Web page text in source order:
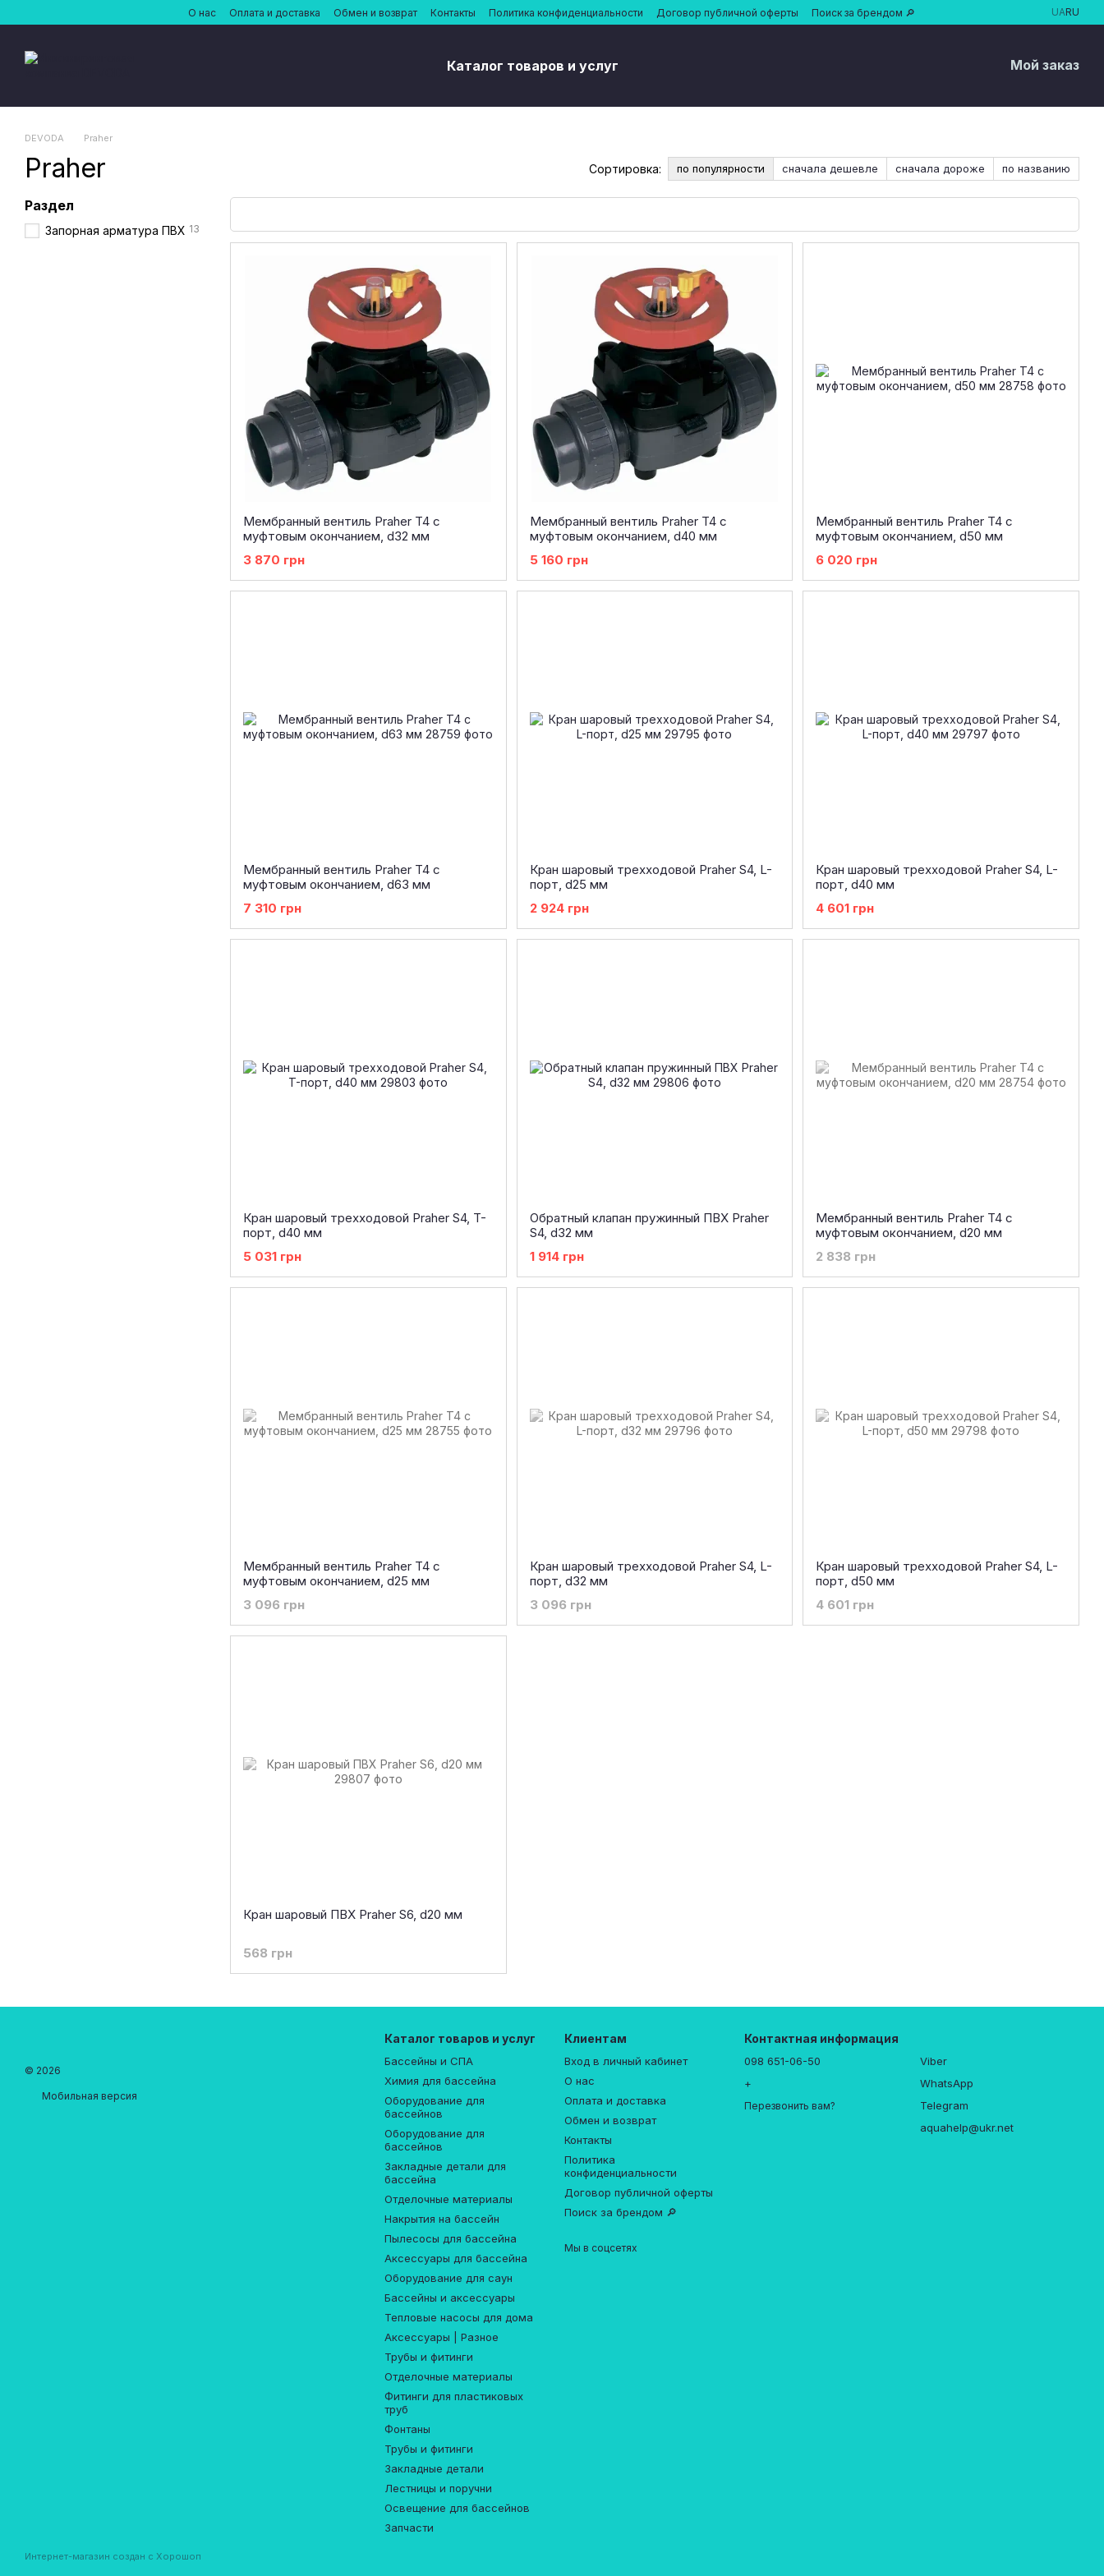
Перейти к основному контентуО нас Оплата и доставка Обмен и возврат Контакты Политика конфиденциальности Договор публичной оферты Поиск за брендом 🔎 UARU
Каталог товаров и услуг Мой заказ
DEVODA Praher
Praher Сортировка: по популярности сначала дешевле сначала дороже по названию
Мембранный вентиль Praher T4 с
муфтовым окончанием, d32 мм
3 870 грн
Мембранный вентиль Praher T4 с
муфтовым окончанием, d40 мм
5 160 грн
Мембранный вентиль Praher T4 с
муфтовым окончанием, d50 мм
6 020 грн
Мембранный вентиль Praher T4 с
муфтовым окончанием, d63 мм
7 310 грн
Кран шаровый трехходовой Praher S4, L-
порт, d25 мм
2 924 грн
Кран шаровый трехходовой Praher S4, L-
порт, d40 мм
4 601 грн
Кран шаровый трехходовой Praher S4, T-
порт, d40 мм
5 031 грн
Обратный клапан пружинный ПВХ Praher
S4, d32 мм
1 914 грн
Мембранный вентиль Praher T4 с
муфтовым окончанием, d20 мм
2 838 грн
Мембранный вентиль Praher T4 с
муфтовым окончанием, d25 мм
3 096 грн
Кран шаровый трехходовой Praher S4, L-
порт, d32 мм
3 096 грн
Кран шаровый трехходовой Praher S4, L-
порт, d50 мм
4 601 грн
Кран шаровый ПВХ Praher S6, d20 мм
568 грн
Раздел
Запорная арматура ПВХ 13
© 2026
Мобильная версия
Интернет-магазин создан с Хорошоп
Каталог товаров и услуг
Бассейны и СПА
Химия для бассейна
Оборудование для
бассейнов
Оборудование для
бассейнов
Закладные детали для
бассейна
Отделочные материалы
Накрытия на бассейн
Пылесосы для бассейна
Аксессуары для бассейна
Оборудование для саун
Бассейны и аксессуары
Тепловые насосы для дома
Аксессуары | Разное
Трубы и фитинги
Отделочные материалы
Фитинги для пластиковых
труб
Фонтаны
Трубы и фитинги
Закладные детали
Лестницы и поручни
Освещение для бассейнов
Запчасти
Клиентам
Вход в личный кабинет
О нас
Оплата и доставка
Обмен и возврат
Контакты
Политика
конфиденциальности
Договор публичной оферты
Поиск за брендом 🔎
Мы в соцсетях
Контактная информация
098 651-06-50
+
Перезвонить вам?
Viber
WhatsApp
Telegram
aquahelp@ukr.net